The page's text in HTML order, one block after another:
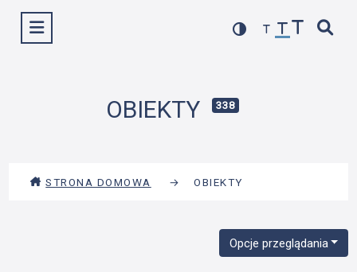
Wyświetl menu
OBIEKTY 338
STRONA DOMOWA → OBIEKTY
Opcje przeglądania